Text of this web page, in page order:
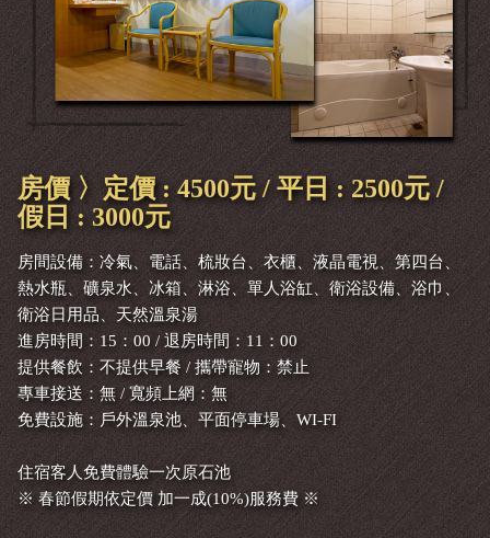
房價 〉定價 : 4500元 / 平日 : 2500元 /
假日 : 3000元
房間設備：冷氣、電話、梳妝台、衣櫃、液晶電視、第四台、
熱水瓶、礦泉水、冰箱、淋浴、單人浴缸、衛浴設備、浴巾、
衛浴日用品、天然溫泉湯
進房時間：15：00 / 退房時間：11：00
提供餐飲：不提供早餐 / 攜帶寵物：禁止
專車接送：無 / 寬頻上網：無
免費設施：戶外溫泉池、平面停車場、WI-FI
住宿客人免費體驗一次原石池
※ 春節假期依定價 加一成(10%)服務費 ※